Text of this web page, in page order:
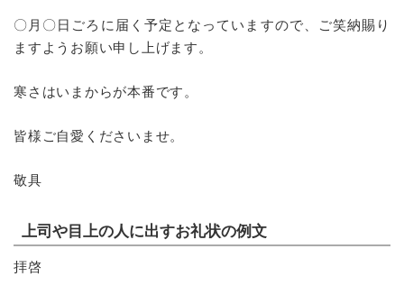
〇月〇日ごろに届く予定となっていますので、ご笑納賜り
ますようお願い申し上げます。
寒さはいまからが本番です。
皆様ご自愛くださいませ。
敬具
上司や目上の人に出すお礼状の例文
拝啓